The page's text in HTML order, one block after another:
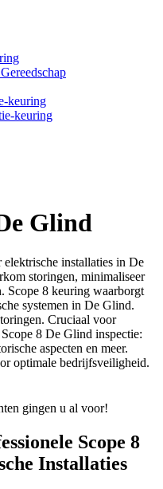
keuring
keuring
Glind
elektrische installaties in De
storingen, minimaliseer
Scope 8 keuring waarborgt
systemen in De Glind.
Cruciaal voor
8 De Glind inspectie:
aspecten en meer.
optimale bedrijfsveiligheid.
gingen u al voor!
Scope 8
Installaties